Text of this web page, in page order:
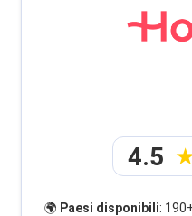
4.5
🌍 Paesi disponibili: